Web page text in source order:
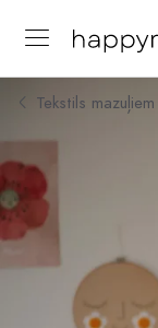
Tekstils mazuļiem